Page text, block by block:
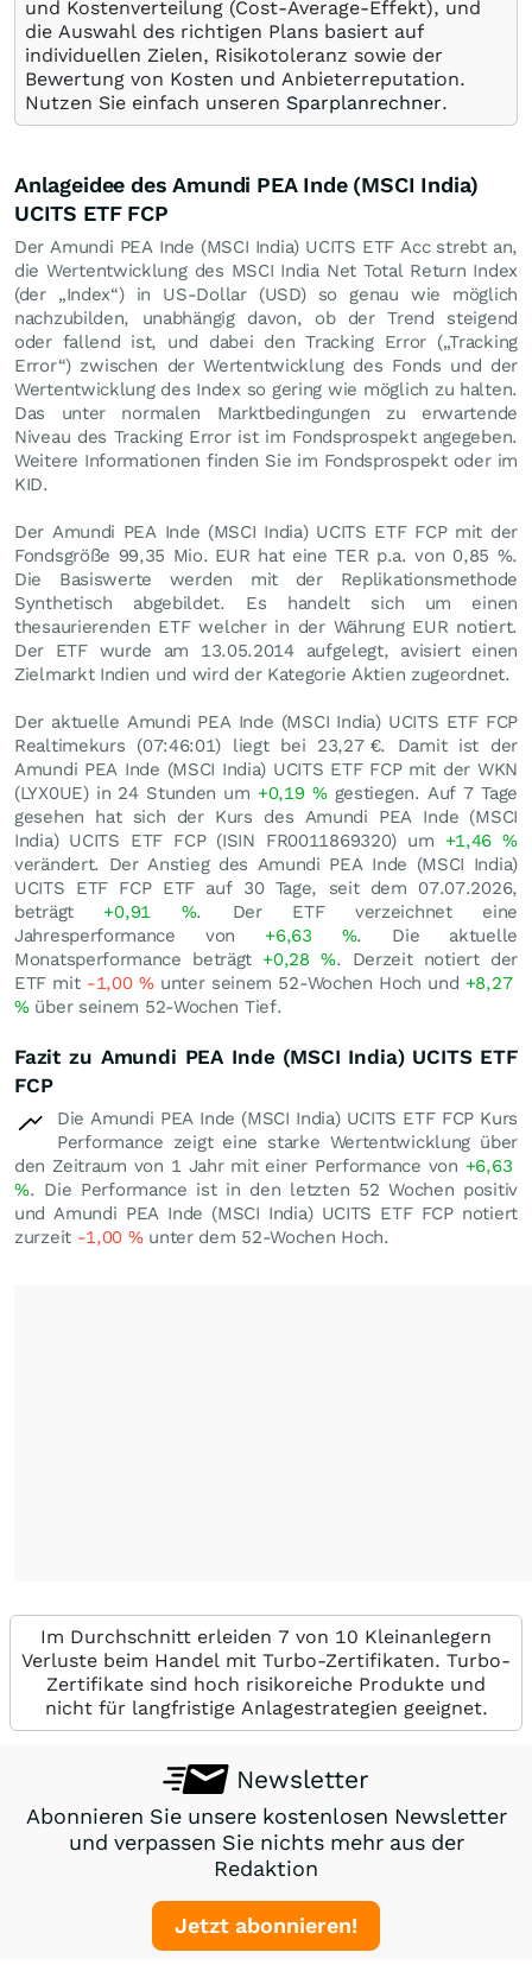
und Kostenverteilung (Cost-Average-Effekt), und
die Auswahl des richtigen Plans basiert auf
individuellen Zielen, Risikotoleranz sowie der
Bewertung von Kosten und Anbieterreputation.
Nutzen Sie einfach unseren Sparplanrechner.
Anlageidee des Amundi PEA Inde (MSCI India)
UCITS ETF FCP
Der Amundi PEA Inde (MSCI India) UCITS ETF Acc strebt an,
die Wertentwicklung des MSCI India Net Total Return Index
(der „Index“) in US-Dollar (USD) so genau wie möglich
nachzubilden, unabhängig davon, ob der Trend steigend
oder fallend ist, und dabei den Tracking Error („Tracking
Error“) zwischen der Wertentwicklung des Fonds und der
Wertentwicklung des Index so gering wie möglich zu halten.
Das unter normalen Marktbedingungen zu erwartende
Niveau des Tracking Error ist im Fondsprospekt angegeben.
Weitere Informationen finden Sie im Fondsprospekt oder im
KID.
Der Amundi PEA Inde (MSCI India) UCITS ETF FCP mit der
Fondsgröße 99,35 Mio. EUR hat eine TER p.a. von 0,85 %.
Die Basiswerte werden mit der Replikationsmethode
Synthetisch abgebildet. Es handelt sich um einen
thesaurierenden ETF welcher in der Währung EUR notiert.
Der ETF wurde am 13.05.2014 aufgelegt, avisiert einen
Zielmarkt Indien und wird der Kategorie Aktien zugeordnet.
Der aktuelle Amundi PEA Inde (MSCI India) UCITS ETF FCP
Realtimekurs (07:46:01) liegt bei 23,27 €. Damit ist der
Amundi PEA Inde (MSCI India) UCITS ETF FCP mit der WKN
(LYX0UE) in 24 Stunden um +0,19 %gestiegen. Auf 7 Tage
gesehen hat sich der Kurs des Amundi PEA Inde (MSCI
India) UCITS ETF FCP (ISIN FR0011869320) um +1,46%
verändert. Der Anstieg des Amundi PEA Inde (MSCI India)
UCITS ETF FCP ETF auf 30 Tage, seit dem 07.07.2026,
beträgt +0,91 %. Der ETF verzeichnet eine
Jahresperformance von +6,63 %. Die aktuelle
Monatsperformance beträgt +0,28 %. Derzeit notiert der
ETF mit -1,00 %unter seinem 52-Wochen Hoch und +8,27
%über seinem 52-Wochen Tief.
Fazit zu Amundi PEA Inde (MSCI India) UCITS ETF
FCP
Die Amundi PEA Inde (MSCI India) UCITS ETF FCP Kurs
Performance zeigt eine starke Wertentwicklung über
den Zeitraum von 1 Jahr mit einer Performance von +6,63
%. Die Performance ist in den letzten 52 Wochen positiv
und Amundi PEA Inde (MSCI India) UCITS ETF FCP notiert
zurzeit -1,00 %unter dem 52-Wochen Hoch.
Im Durchschnitt erleiden 7 von 10 Kleinanlegern
Verluste beim Handel mit Turbo-Zertifikaten. Turbo-
Zertifikate sind hoch risikoreiche Produkte und
nicht für langfristige Anlagestrategien geeignet.
Newsletter
Abonnieren Sie unsere kostenlosen Newsletter
und verpassen Sie nichts mehr aus der
Redaktion
Jetzt abonnieren!